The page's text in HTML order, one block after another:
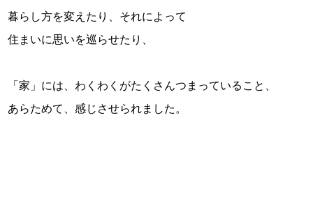
暮らし方を変えたり、それによって
住まいに思いを巡らせたり、
「家」には、わくわくがたくさんつまっていること、
あらためて、感じさせられました。